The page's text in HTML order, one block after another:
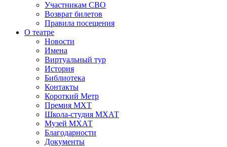
Участникам СВО
Возврат билетов
Правила посещения
О театре
Новости
Имена
Виртуальный тур
История
Библиотека
Контакты
Короткий Метр
Премия МХТ
Школа-студия МХАТ
Музей МХАТ
Благодарности
Документы